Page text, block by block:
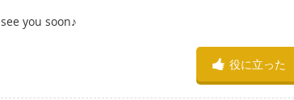
see you soon♪
役に立った